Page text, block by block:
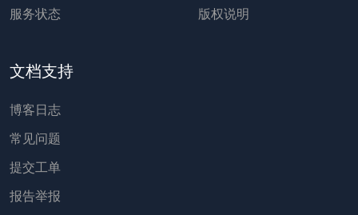
服务状态
版权说明
文档支持
博客日志
常见问题
提交工单
报告举报